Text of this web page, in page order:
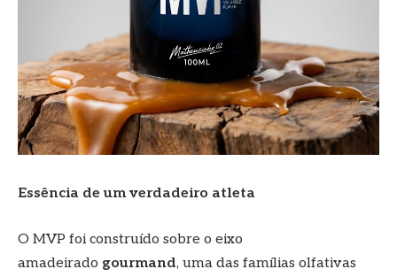
Essência de um verdadeiro atleta
O MVP foi construído sobre o eixo
amadeirado gourmand, uma das famílias olfativas